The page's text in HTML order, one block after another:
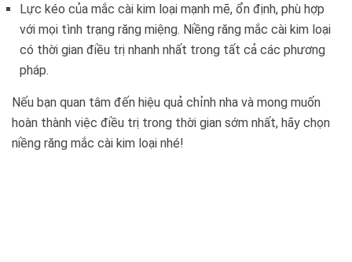
Lực kéo của mắc cài kim loại mạnh mẽ, ổn định, phù hợp
với mọi tình trạng răng miệng. Niềng răng mắc cài kim loại
có thời gian điều trị nhanh nhất trong tất cả các phương
pháp.
Nếu bạn quan tâm đến hiệu quả chỉnh nha và mong muốn
hoàn thành việc điều trị trong thời gian sớm nhất, hãy chọn
niềng răng mắc cài kim loại nhé!